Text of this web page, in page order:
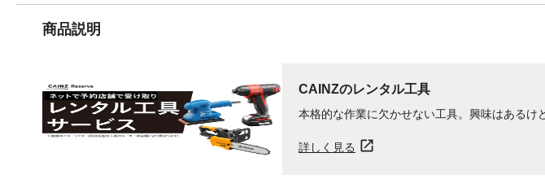
商品説明
CAINZのレンタル工具
本格的な作業に欠かせない工具。興味はあるけ
詳しく見る